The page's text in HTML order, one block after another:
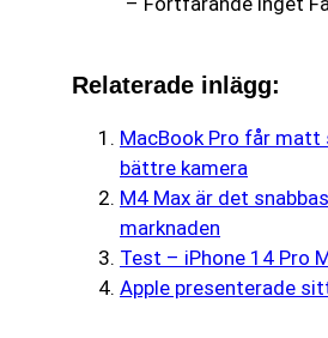
Relaterade inlägg:
MacBook Pro får matt
bättre kamera
M4 Max är det
marknaden
Test – iPhone 14 Pro
Apple presenterade